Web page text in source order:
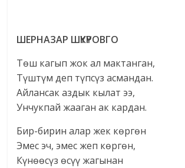
ШЕРНАЗАР ШҮКҮРОВГО
Төш кагып жок ал мактанган,
Түштүм деп түпсүз асмандан.
Айлансак аздык кылат ээ,
Унчукпай жааган ак кардан.
Бир-бирин алар жек көргөн
Эмес эч, эмес жеп көргөн,
Күнөөсүз өсүү жагынан